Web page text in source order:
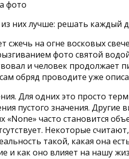
них лучше: решать каждый
на огне восковых
фото святой
и человек
обряд проводите уже
Для одних это просто
пустого значения.
«None» часто становится
Некоторые
такой, какая она
и как оно влияет на нашу